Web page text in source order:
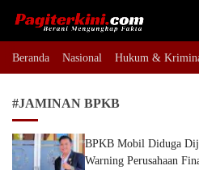
Pagiterkini.com
Berani Mengungkap Fakta
Beranda Nasional Hukum &
#JAMINAN BPKB
BPKB Mobil Diduga
Warning Perusahaan